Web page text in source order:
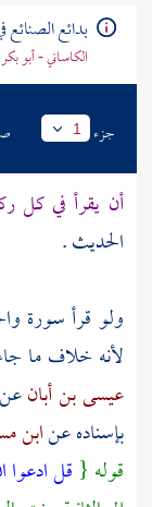
بدائع
الكاساني - أبو
جزء 1
أن يقرأ في كل
الحديث .
ولو قرأ سورة
لأنه خلاف ما
عيسى بن أبان
بإسناده عنابن
قوله { قل ادعوا